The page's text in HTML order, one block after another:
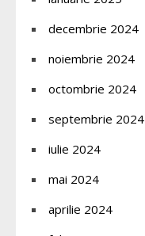
decembrie 2024
noiembrie 2024
octombrie 2024
septembrie 2024
iulie 2024
mai 2024
aprilie 2024